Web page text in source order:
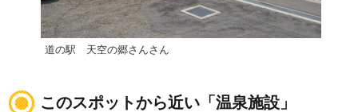
道の駅 天空の郷さんさん
このスポットから近い「温泉施設」